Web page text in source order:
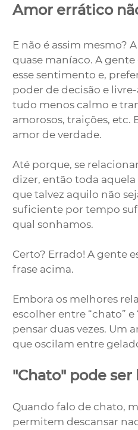
Amor errático
E não é assim mesmo?
quase maníaco. A
esse sentimento e,
poder de decisão e
tudo menos calmo e
amorosos, traições, etc.
amor de verdade.
Até porque, se
dizer, então toda
que talvez aquilo não
suficiente por tempo
qual sonhamos.
Certo? Errado! A gente
frase acima.
Embora os melhores
escolher entre “chato”
pensar duas vezes. Um
que oscilam entre
"Chato" pode
Quando falo de chato,
permitem descansar